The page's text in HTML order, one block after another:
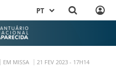
PT
EM MISSA 21 FEV 2023 - 17H14